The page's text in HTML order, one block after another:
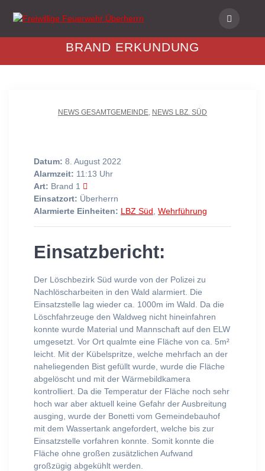
to
BRAND ERKUNDUNG
NEWS GESAMTGEMEINDE, NEWS LBZ. SÜD
Datum: 8. August 2022
Alarmzeit: 11:13 Uhr
Art: Brand 1
Einsatzort: Überherrn
Alarmierte Einheiten: LBZ Süd Wehrführung
Einsatzbericht:
Der Löschbezirk Süd wurde von der Polizei zu
Nachlöscharbeiten in den Wald alarmiert. Die
Einsatzstelle lag wieder ca. 1000m im Wald. Da die
Löschfahrzeuge den Waldweg nicht hineinfahren
konnte wurde Material und Mannschaft auf den ELW
umgesetzt. Vor Ort qualmte eine Fläche von ca. 5m²
leicht. Mit der Kübelspritze, welche mehrfach an der
naheliegenden Bist gefüllt wurde, wurde die Fläche
abgelöscht und mit der Wärmebildkamera
kontrolliert. Da die Temperatur der Fläche noch sehr
hoch war aber aktuell keine Gefahr der Ausbreitung
ausging, wurde der Bonetti vom Gemeindebauhof
mit dem Wassertank angefordert, welche bis zur
Einsatzstelle vorfahren konnte. Somit konnte die
Fläche ohne großen zusätzlichen Aufwand
großzügig abgekühlt werden.